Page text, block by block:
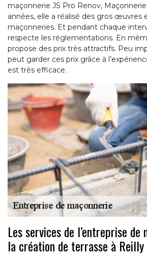
maçonnerie JS Pro Renov,
années, elle a réalisé des gros œuvres
maçonneries. Et pendant chaque
respecte les réglementations. En
propose des prix très attractifs. Peu
peut garder ces prix grâce à
est très efficace.
Les services de l’entreprise de
la création de terrasse à Reilly